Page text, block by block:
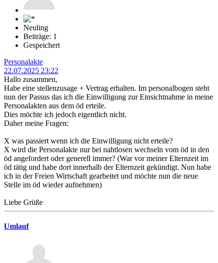
Neuling
Beiträge: 1
Gespeichert
Personalakte
22.07.2025 23:22
Hallo zusammen,
Habe eine stellenzusage + Vertrag erhalten. Im personalbogen steht
nun der Passus das ich die Einwilligung zur Einsichtnahme in meine
Personalakten aus dem öd erteile.
Dies möchte ich jedoch eigentlich nicht.
Daher meine Fragen:
X was passiert wenn ich die Einwilligung nicht erteile?
X wird die Personalakte nur bei nahtlosen wechseln vom öd in den
öd angefordert oder generell immer? (War vor meiner Elternzeit im
öd tätig und habe dort innerhalb der Elternzeit gekündigt. Nun habe
ich in der Freien Wirtschaft gearbeitet und möchte nun die neue
Stelle im öd wieder aufnehmen)
Liebe Grüße
Umlauf